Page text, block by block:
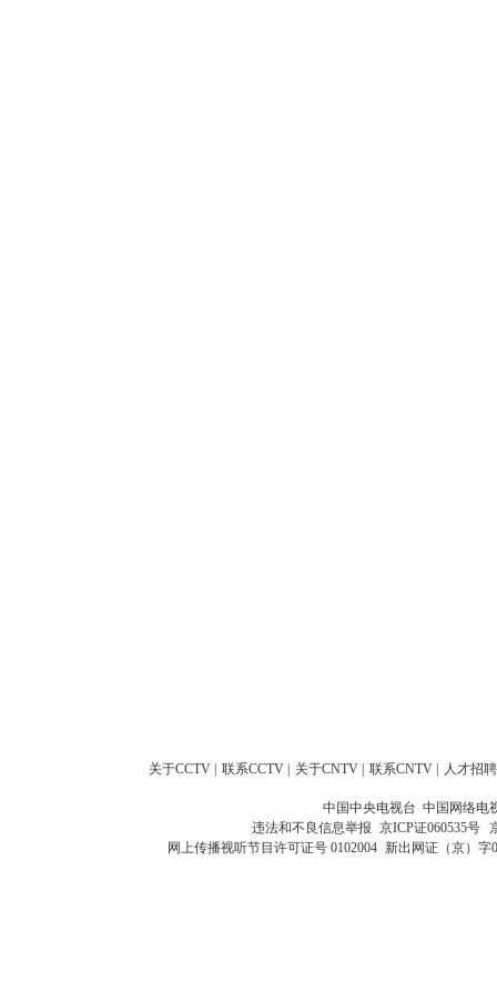
关于CCTV 联系CCTV 关于CNTV 联系CNTV 人才招聘
中国中央电视台 中国网络电
违法和不良信息举报 京ICP证060535号
网上传播视听节目许可证号 0102004 新出网证（京）